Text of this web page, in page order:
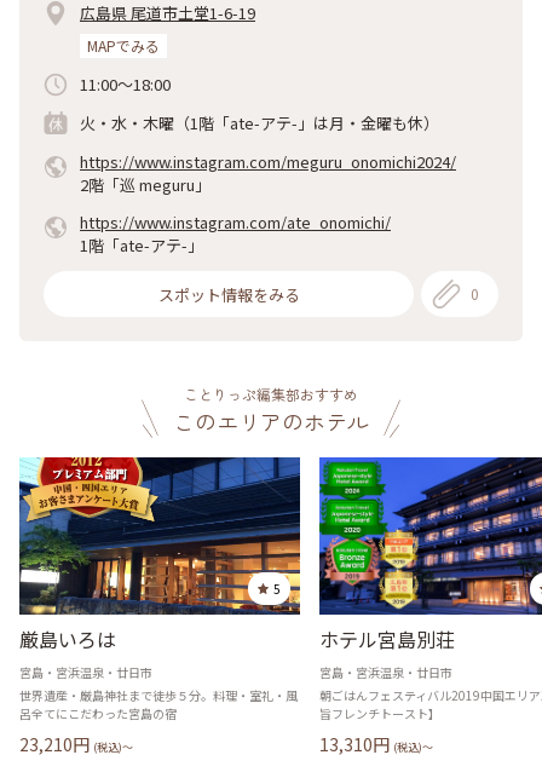
広島県 尾道市土堂1-6-19
MAPでみる
11:00～18:00
火・水・木曜（1階「ate-アテ-」は月・金曜も休）
https://www.instagram.com/meguru_onomichi2024/
2階「巡 meguru」
https://www.instagram.com/ate_onomichi/
1階「ate-アテ-」
スポット情報をみる 0
ことりっぷ編集部おすすめ
このエリアのホテル
5
厳島いろは
宮島・宮浜温泉・廿日市
世界遺産・厳島神社まで徒歩５分。料理・室礼・風
呂全てにこだわった宮島の宿
23,210円 (税込)〜
ホテル宮島別荘
宮島・宮浜温泉・廿日市
朝ごはんフェスティバル2019中国エリ
旨フレンチトースト】
13,310円 (税込)〜